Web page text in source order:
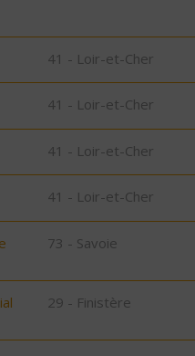
41 - Loir-et-Cher
41 - Loir-et-Cher
41 - Loir-et-Cher
41 - Loir-et-Cher
73 - Savoie
29 - Finistère